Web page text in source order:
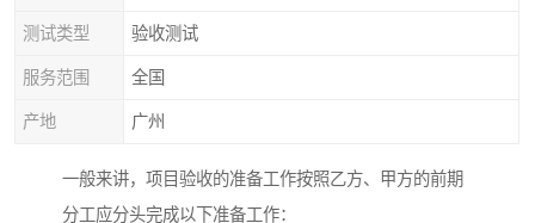
测试类型 验收测试
服务范围 全国
产地 广州
一般来讲，项目验收的准备工作按照乙方、甲方的前期
分工应分头完成以下准备工作：